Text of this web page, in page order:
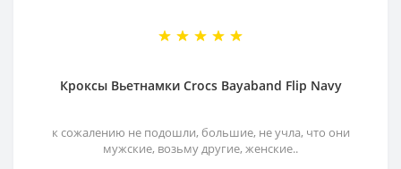
Кроксы Вьетнамки Crocs Bayaband Flip Navy
к сожалению не подошли, большие, не учла, что они
мужские, возьму другие, женские..